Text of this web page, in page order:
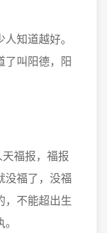
知道越好。
了叫阳德，阳
福报，福报
没福了，没福
，不能超出生